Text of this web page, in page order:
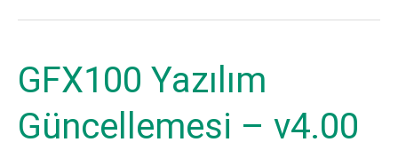
Savaşı:
X-
Değerlendirmesi
Beynin
Savaşı:
X-
GFX100 Yazılım
Güncellemesi – v4.00